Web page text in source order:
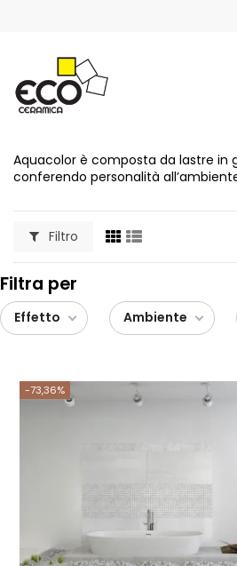
Aquacolor è composta da lastre in
conferendo personalità
Filtro
Filtra per
Effetto Ambiente
-73,36%